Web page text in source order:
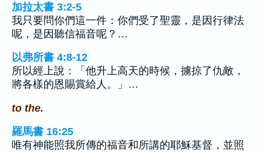
加拉太書 3:2-5
我只要問你們這一件：你們受了聖靈，是因行律法
呢，是因聽信福音呢？…
以弗所書 4:8-12
所以經上說：「他升上高天的時候，擄掠了仇敵，
將各樣的恩賜賞給人。」…
to the.
羅馬書 16:25
唯有神能照我所傳的福音和所講的耶穌基督，並照